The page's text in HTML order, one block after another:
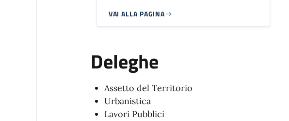
VAI ALLA PAGINA
Deleghe
Assetto del Territorio
Urbanistica
Lavori Pubblici